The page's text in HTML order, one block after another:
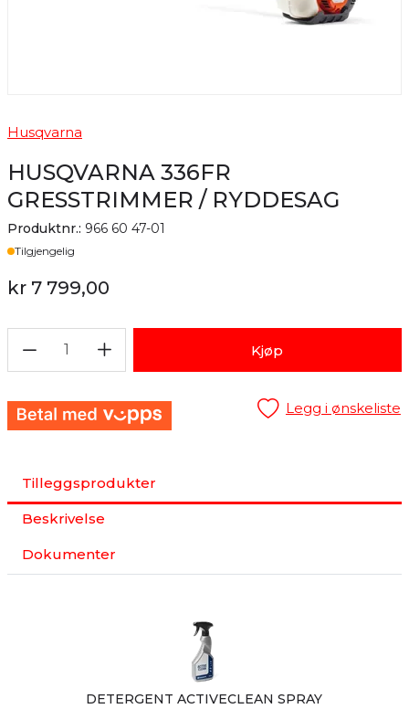
Husqvarna
HUSQVARNA 336FR
GRESSTRIMMER / RYDDESAG
Produktnr.: 966 60 47-01
Lager
Tilgjengelig
kr 7 799,00
1 Kjøp
Legg i ønskeliste
Tilleggsprodukter
Beskrivelse
Dokumenter
DETERGENT ACTIVECLEAN SPRAY